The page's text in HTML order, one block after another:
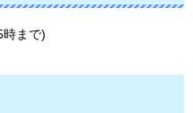
まで)